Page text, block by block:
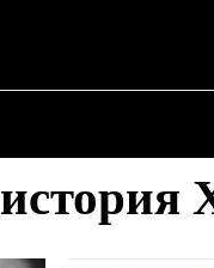
история